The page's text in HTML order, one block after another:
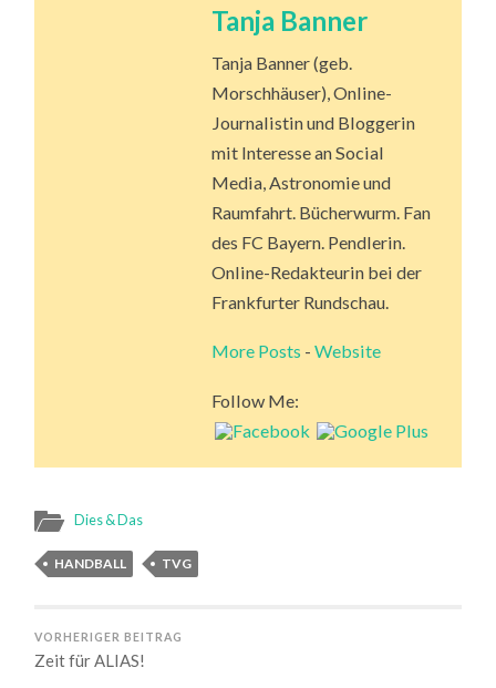
Tanja Banner
Tanja Banner (geb.
Morschhäuser), Online-
Journalistin und Bloggerin
mit Interesse an Social
Media, Astronomie und
Raumfahrt. Bücherwurm. Fan
des FC Bayern. Pendlerin.
Online-Redakteurin bei der
Frankfurter Rundschau.
More Posts -Website
Follow Me:
Dies & Das
HANDBALL TVG
VORHERIGER BEITRAG
Zeit für ALIAS!